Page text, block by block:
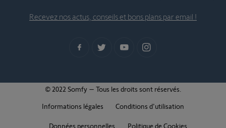
Recevez nos actus, conseils et bons plans par email !
© 2022 Somfy – Tous les droits sont réservés.
Informations légales
Conditions d'utilisation
Données personnelles Politique de Cookies